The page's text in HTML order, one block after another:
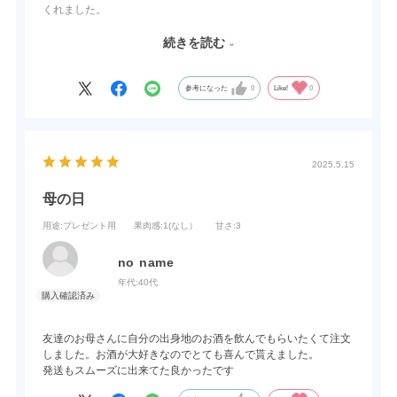
くれました。
続きを読む
参考になった 0 Like! 0
2025.5.15
母の日
用途:プレゼント用 果肉感:1(なし） 甘さ :3
no name
年代:40代
友達のお母さんに自分の出身地のお酒を飲んでもらいたくて注文
しました。お酒が大好きなのでとても喜んで貰えました。
発送もスムーズに出来てた良かったです